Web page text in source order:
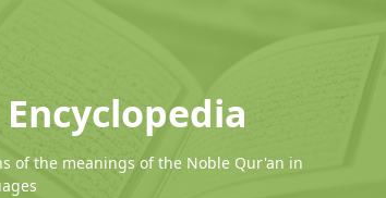
of the meanings of the Noble Qur'an in